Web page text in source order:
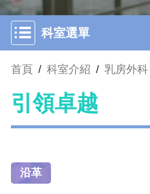
科室選單
首頁 / 科室介紹 / 乳房外科
引領卓越
沿革